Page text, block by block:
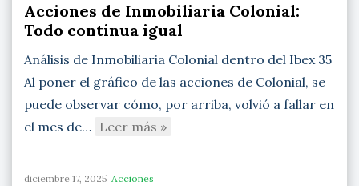
Acciones de Inmobiliaria Colonial:
Todo continua igual
Análisis de Inmobiliaria Colonial dentro del Ibex 35
Al poner el gráfico de las acciones de Colonial, se
puede observar cómo, por arriba, volvió a fallar en
el mes de… Leer más »
diciembre 17, 2025 Acciones